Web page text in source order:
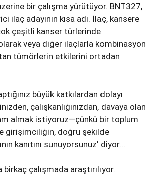
bir çalışma yürütüyor. BNT327,
adayının kısa adı. İlaç, kansere
çok çeşitli kanser türlerinde
veya diğer ilaçlarla kombinasyon
tümörlerin etkilerini ortadan
büyük katkılardan dolayı
çalışkanlığınızdan, davaya olan
almak istiyoruz—çünkü bir toplum
girişimciliğin, doğru şekilde
kanıtını sunuyorsunuz’ diyor...
çalışmada araştırılıyor.